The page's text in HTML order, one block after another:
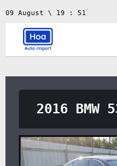
09 August \ 19 : 51
2016 BMW